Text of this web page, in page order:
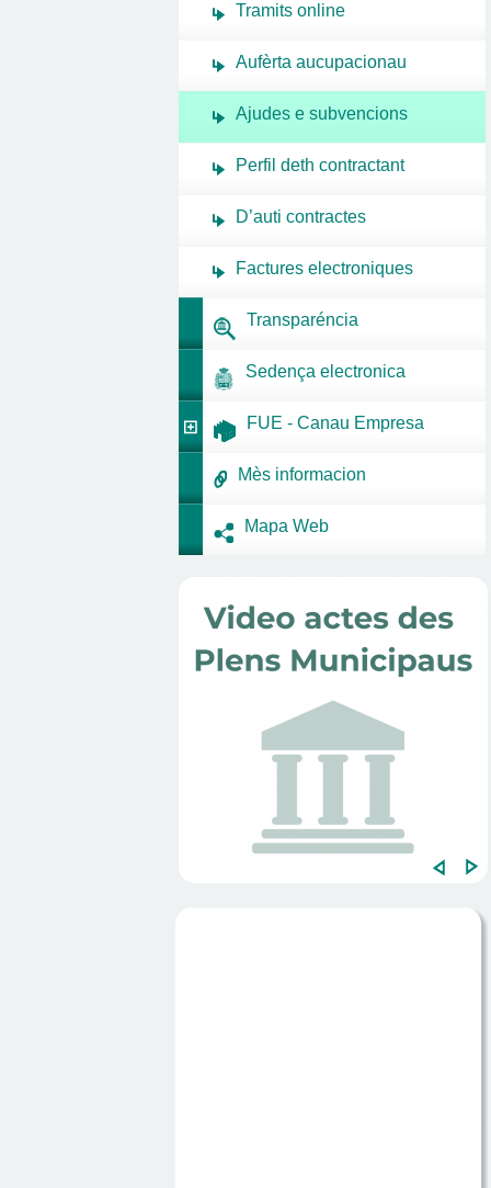
Tramits online
Aufèrta aucupacionau
Ajudes e subvencions
Perfil deth contractant
D’auti contractes
Factures electroniques
Transparéncia
Sedença electronica
FUE - Canau Empresa
Mès informacion
Mapa Web